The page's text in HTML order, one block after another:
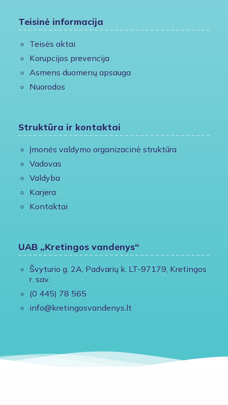
Teisinė informacija
Teisės aktai
Korupcijos prevencija
Asmens duomenų apsauga
Nuorodos
Struktūra ir kontaktai
Įmonės valdymo organizacinė struktūra
Vadovas
Valdyba
Karjera
Kontaktai
UAB „Kretingos vandenys“
Švyturio g. 2A, Padvarių k. LT-97179, Kretingos
r. sav.
(0 445) 78 565
info@kretingosvandenys.lt